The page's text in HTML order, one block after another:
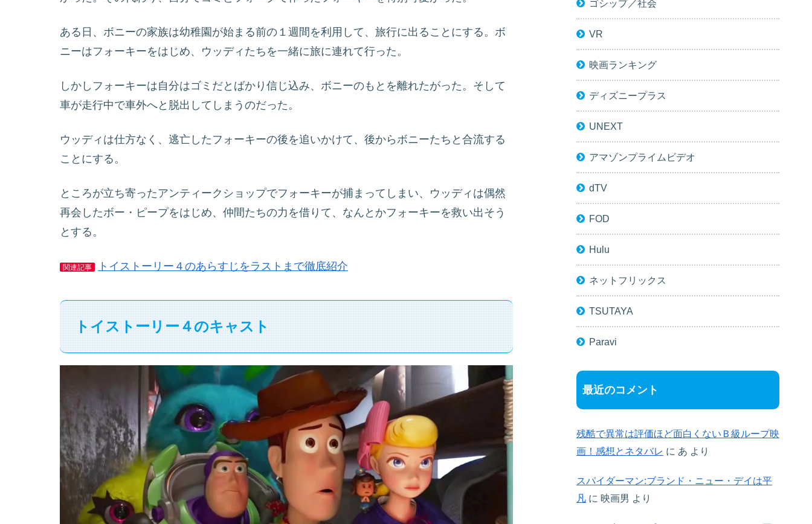
ある日、ボニーの家族は幼稚園が始まる前の１週間を利用して、旅行に出ることにする。ボ
ニーはフォーキーをはじめ、ウッディたちを一緒に旅に連れて行った。
しかしフォーキーは自分はゴミだとばかり信じ込み、ボニーのもとを離れたがった。そして
車が走行中で車外へと脱出してしまうのだった。
ウッディは仕方なく、逃亡したフォーキーの後を追いかけて、後からボニーたちと合流する
ことにする。
ところが立ち寄ったアンティークショップでフォーキーが捕まってしまい、ウッディは偶然
再会したボー・ピープをはじめ、仲間たちの力を借りて、なんとかフォーキーを救い出そう
とする。
関連記事 トイストーリー４のあらすじをラストまで徹底紹介
トイストーリー４のキャスト
ゴシップ／社会
VR
映画ランキング
ディズニープラス
UNEXT
アマゾンプライムビデオ
dTV
FOD
Hulu
ネットフリックス
TSUTAYA
Paravi
最近のコメント
残酷で異常は評価ほど面白くないＢ級ループ映
画！感想とネタバレ に あ より
スパイダーマン:ブランド・ニュー・デイは平
凡 に 映画男 より